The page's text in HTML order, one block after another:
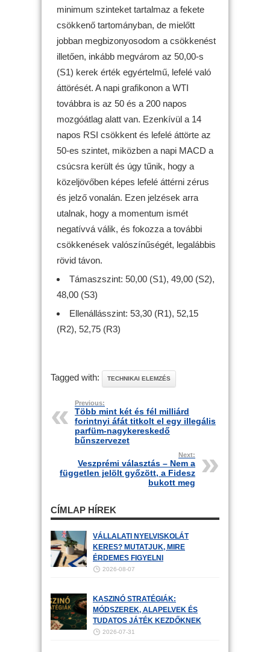
minimum szinteket tartalmaz a fekete
csökkenő tartományban, de mielőtt
jobban megbizonyosodom a csökkenést
illetően, inkább megvárom az 50,00-s
(S1) kerek érték egyértelmű, lefelé való
áttörését. A napi grafikonon a WTI
továbbra is az 50 és a 200 napos
mozgóátlag alatt van. Ezenkívül a 14
napos RSI csökkent és lefelé áttörte az
50-es szintet, miközben a napi MACD a
csúcsra került és úgy tűnik, hogy a
közeljövőben képes lefelé áttérni zérus
és jelző vonalán. Ezen jelzések arra
utalnak, hogy a momentum ismét
negatívvá válik, és fokozza a további
csökkenések valószínűségét, legalábbis
rövid távon.
Támaszszint: 50,00 (S1), 49,00 (S2),
48,00 (S3)
Ellenállásszint: 53,30 (R1), 52,15
(R2), 52,75 (R3)
Tagged with: TECHNIKAI ELEMZÉS
Previous:
Több mint két és fél milliárd
forintnyi áfát titkolt el egy illegális
parfüm-nagykereskedő
bűnszervezet
Next:
Veszprémi választás – Nem a
független jelölt győzött, a Fidesz
bukott meg
CÍMLAP HÍREK
VÁLLALATI NYELVISKOLÁT
KERES? MUTATJUK, MIRE
ÉRDEMES FIGYELNI
2026-08-07
KASZINÓ STRATÉGIÁK:
MÓDSZEREK, ALAPELVEK ÉS
TUDATOS JÁTÉK KEZDŐKNEK
2026-07-31